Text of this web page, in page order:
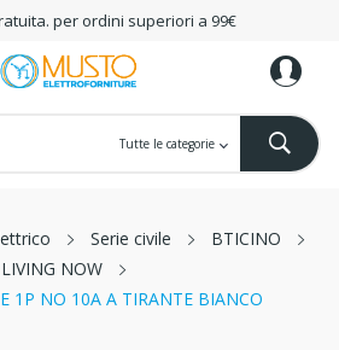
per ordini superiori a 99€
Serie civile
BTICINO
LIVING NOW
1P NO 10A A TIRANTE BIANCO